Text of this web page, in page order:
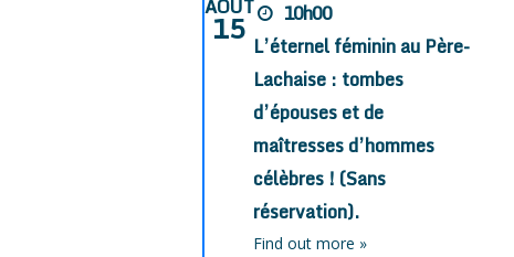
AOÛT
15
10h00
L’éternel féminin au Père-
Lachaise : tombes
d’épouses et de
maîtresses d’hommes
célèbres ! (Sans
réservation).
Find out more »